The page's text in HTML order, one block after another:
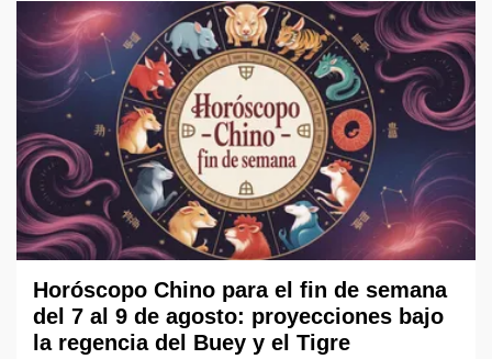
Horóscopo Chino para el fin de semana
del 7 al 9 de agosto: proyecciones bajo
la regencia del Buey y el Tigre